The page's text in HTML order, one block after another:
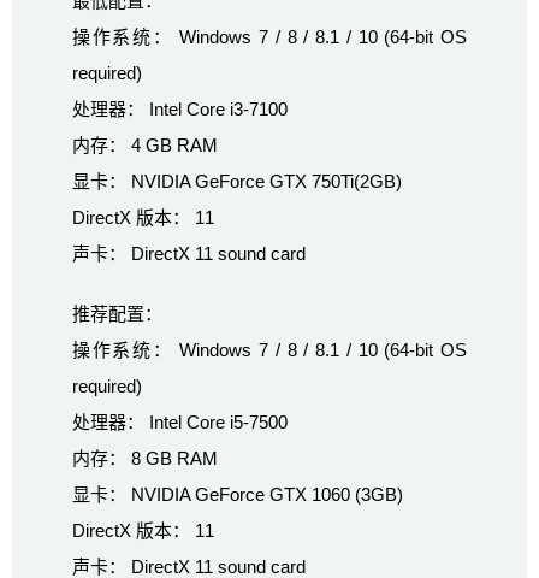
操作系统： Windows 7 / 8 / 8.1 / 10 (64-bit OS
required)
处理器： Intel Core i3-7100
内存： 4 GB RAM
显卡： NVIDIA GeForce GTX 750Ti(2GB)
DirectX 版本： 11
声卡： DirectX 11 sound card
推荐配置：
操作系统： Windows 7 / 8 / 8.1 / 10 (64-bit OS
required)
处理器： Intel Core i5-7500
内存： 8 GB RAM
显卡： NVIDIA GeForce GTX 1060 (3GB)
DirectX 版本： 11
声卡： DirectX 11 sound card